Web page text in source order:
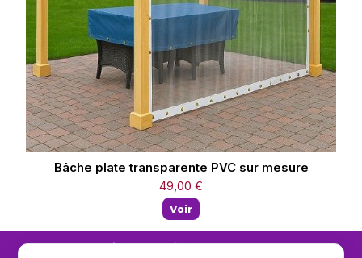
Bâche plate transparente PVC sur mesure
49,00 €
Voir
Inscrivez vous à notre newsletter